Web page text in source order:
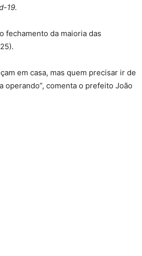
19.
fechamento da maioria das
em casa, mas quem precisar ir de
operando”, comenta o prefeito João